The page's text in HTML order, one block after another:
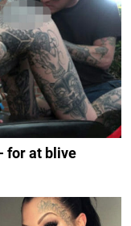
for at blive